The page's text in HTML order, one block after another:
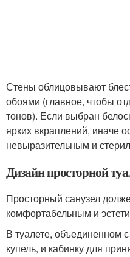
Стены облицовывают
обоями (главное, чтобы
тонов). Если выбран
ярких вкраплений, иначе
невыразительным и
Дизайн просторной
Просторный санузел
комфортабельным и
В туалете, объединенном
купель, и кабинку для